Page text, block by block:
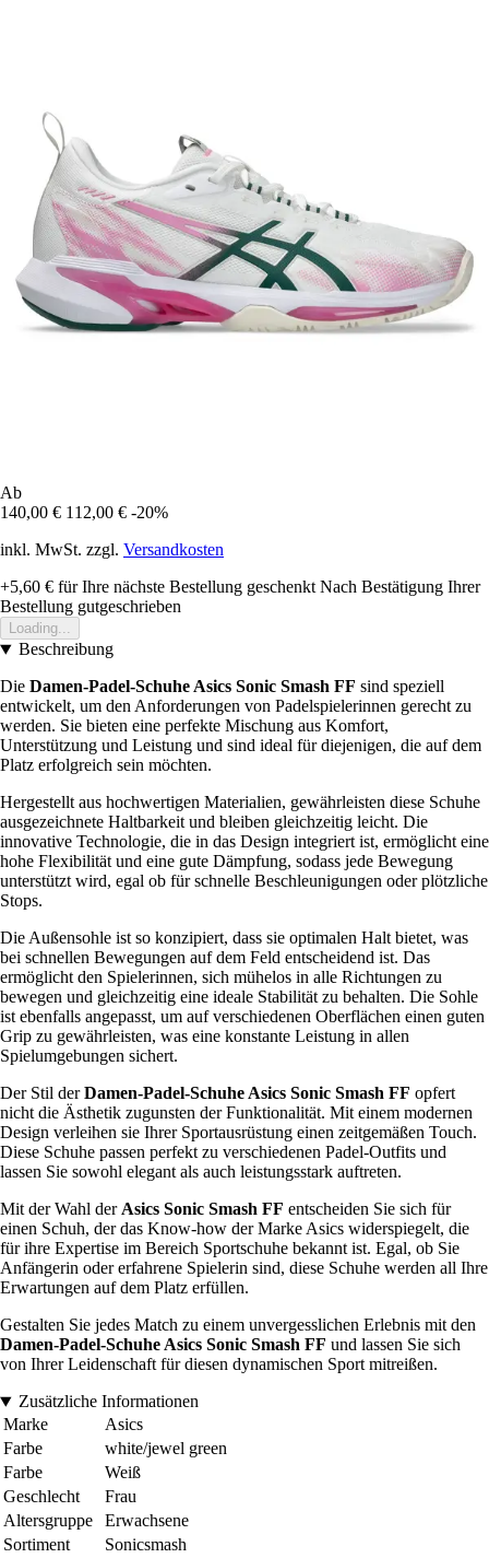
Ab
140,00 € 112,00 € -20%
inkl. MwSt. zzgl. Versandkosten
+5,60 € für Ihre nächste Bestellung geschenkt Nach Bestätigung Ihrer
Bestellung gutgeschrieben
Loading...
Beschreibung
Die Damen-Padel-Schuhe Asics Sonic Smash FF sind speziell
entwickelt, um den Anforderungen von Padelspielerinnen gerecht zu
werden. Sie bieten eine perfekte Mischung aus Komfort,
Unterstützung und Leistung und sind ideal für diejenigen, die auf dem
Platz erfolgreich sein möchten.
Hergestellt aus hochwertigen Materialien, gewährleisten diese Schuhe
ausgezeichnete Haltbarkeit und bleiben gleichzeitig leicht. Die
innovative Technologie, die in das Design integriert ist, ermöglicht eine
hohe Flexibilität und eine gute Dämpfung, sodass jede Bewegung
unterstützt wird, egal ob für schnelle Beschleunigungen oder plötzliche
Stops.
Die Außensohle ist so konzipiert, dass sie optimalen Halt bietet, was
bei schnellen Bewegungen auf dem Feld entscheidend ist. Das
ermöglicht den Spielerinnen, sich mühelos in alle Richtungen zu
bewegen und gleichzeitig eine ideale Stabilität zu behalten. Die Sohle
ist ebenfalls angepasst, um auf verschiedenen Oberflächen einen guten
Grip zu gewährleisten, was eine konstante Leistung in allen
Spielumgebungen sichert.
Der Stil derDamen-Padel-Schuhe Asics Sonic Smash FF opfert
nicht die Ästhetik zugunsten der Funktionalität. Mit einem modernen
Design verleihen sie Ihrer Sportausrüstung einen zeitgemäßen Touch.
Diese Schuhe passen perfekt zu verschiedenen Padel-Outfits und
lassen Sie sowohl elegant als auch leistungsstark auftreten.
Mit der Wahl derAsics Sonic Smash FF entscheiden Sie sich für
einen Schuh, der das Know-how der Marke Asics widerspiegelt, die
für ihre Expertise im Bereich Sportschuhe bekannt ist. Egal, ob Sie
Anfängerin oder erfahrene Spielerin sind, diese Schuhe werden all Ihre
Erwartungen auf dem Platz erfüllen.
Gestalten Sie jedes Match zu einem unvergesslichen Erlebnis mit den
Damen-Padel-Schuhe Asics Sonic Smash FF und lassen Sie sich
von Ihrer Leidenschaft für diesen dynamischen Sport mitreißen.
Zusätzliche Informationen
Marke
Asics
Farbe
white/jewel green
Farbe
Weiß
Geschlecht
Frau
Altersgruppe
Erwachsene
Sortiment
Sonicsmash